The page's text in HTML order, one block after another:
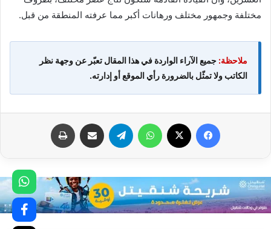
مختلفة وجمهور مختلف ورهانات أكبر مما عرفته المنطقة من قبل.
ملاحظة: جميع الآراء الواردة في هذا المقال تعبّر عن وجهة نظر
الكاتب ولا تمثّل بالضرورة رأي الموقع أو إدارته.
فيسبوك واتساب تيلقرام مشاركة عبر البريد